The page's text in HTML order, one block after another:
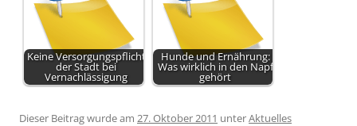
Keine Versorgungspflicht
der Stadt bei
Vernachlässigung
Hunde und Ernährung:
Was wirklich in den Napf
gehört
Dieser Beitrag wurde am 27. Oktober 2011 unterAktuelles